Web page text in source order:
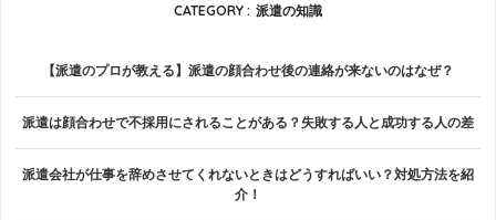
CATEGORY : 派遣の知識
【派遣のプロが教える】派遣の顔合わせ後の連絡が来ないのはなぜ？
派遣は顔合わせで不採用にされることがある？失敗する人と成功する人の差
派遣会社が仕事を辞めさせてくれないときはどうすればいい？対処方法を紹
介！